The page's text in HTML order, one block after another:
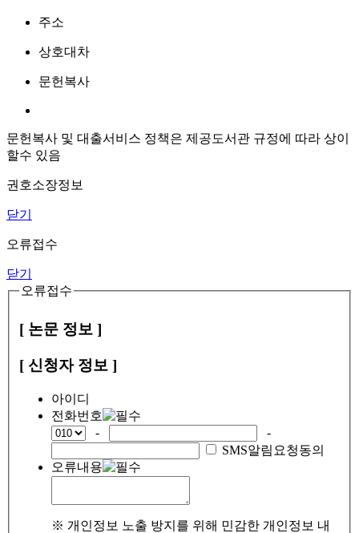
주소
상호대차
문헌복사
문헌복사 및 대출서비스 정책은 제공도서관 규정에 따라 상이
할수 있음
권호소장정보
닫기
오류접수
닫기
오류접수
[ 논문 정보 ]
[ 신청자 정보 ]
아이디
전화번호
-
-
SMS알림요청동의
오류내용
※ 개인정보 노출 방지를 위해 민감한 개인정보 내